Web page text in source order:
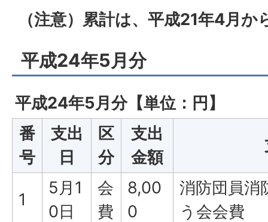
（注意）累計は、平成21年4月
平成24年5月分
平成24年5月分【単位：円】
番
号
支出
日
区
分
支出
金額
1
5月1
0日
会
費
8,00
0
消防団員消
う会会費